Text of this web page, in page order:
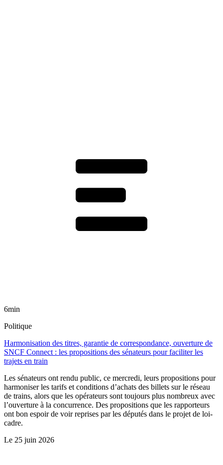
6min
Politique
Harmonisation des titres, garantie de correspondance, ouverture de
SNCF Connect : les propositions des sénateurs pour faciliter les
trajets en train
Les sénateurs ont rendu public, ce mercredi, leurs propositions pour
harmoniser les tarifs et conditions d’achats des billets sur le réseau
de trains, alors que les opérateurs sont toujours plus nombreux avec
l’ouverture à la concurrence. Des propositions que les rapporteurs
ont bon espoir de voir reprises par les députés dans le projet de loi-
cadre.
Le 25 juin 2026